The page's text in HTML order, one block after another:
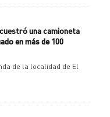
una camioneta
en más de 100
de la localidad de El